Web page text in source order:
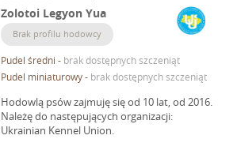
Zolotoi Legyon Yua
Brak profilu hodowcy
Pudel średni - brak dostępnych szczeniąt
Pudel miniaturowy- brak dostępnych szczeniąt
Hodowlą psów zajmuję się od 10 lat, od 2016.
Należę do następujących organizacji:
Ukrainian Kennel Union.